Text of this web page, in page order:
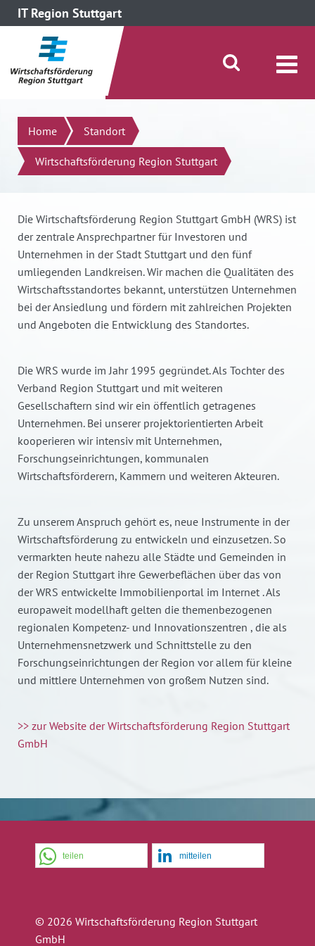
IT Region Stuttgart
direkt zum Inhalt dieser Seite
direkt zum Menü springen
Suche öffnen/schließen
Suchen
Home Standort
Wirtschaftsförderung Region Stuttgart
Die Wirtschaftsförderung Region Stuttgart GmbH (WRS) ist
der zentrale Ansprechpartner für Investoren und
Unternehmen in der Stadt Stuttgart und den fünf
umliegenden Landkreisen. Wir machen die Qualitäten des
Wirtschaftsstandortes bekannt, unterstützen Unternehmen
bei der Ansiedlung und fördern mit zahlreichen Projekten
und Angeboten die Entwicklung des Standortes.
Die WRS wurde im Jahr 1995 gegründet. Als Tochter des
Verband Region Stuttgart und mit weiteren
Gesellschaftern sind wir ein öffentlich getragenes
Unternehmen. Bei unserer projektorientierten Arbeit
kooperieren wir intensiv mit Unternehmen,
Forschungseinrichtungen, kommunalen
Wirtschaftsförderern, Kammern und weiteren Akteuren.
Zu unserem Anspruch gehört es, neue Instrumente in der
Wirtschaftsförderung zu entwickeln und einzusetzen. So
vermarkten heute nahezu alle Städte und Gemeinden in
der Region Stuttgart ihre Gewerbeflächen über das von
der WRS entwickelte Immobilienportal im Internet . Als
europaweit modellhaft gelten die themenbezogenen
regionalen Kompetenz- und Innovationszentren , die als
Unternehmensnetzwerk und Schnittstelle zu den
Forschungseinrichtungen der Region vor allem für kleine
und mittlere Unternehmen von großem Nutzen sind.
>> zur Website der Wirtschaftsförderung Region Stuttgart
GmbH
teilen mitteilen
© 2026 Wirtschaftsförderung Region Stuttgart
GmbH